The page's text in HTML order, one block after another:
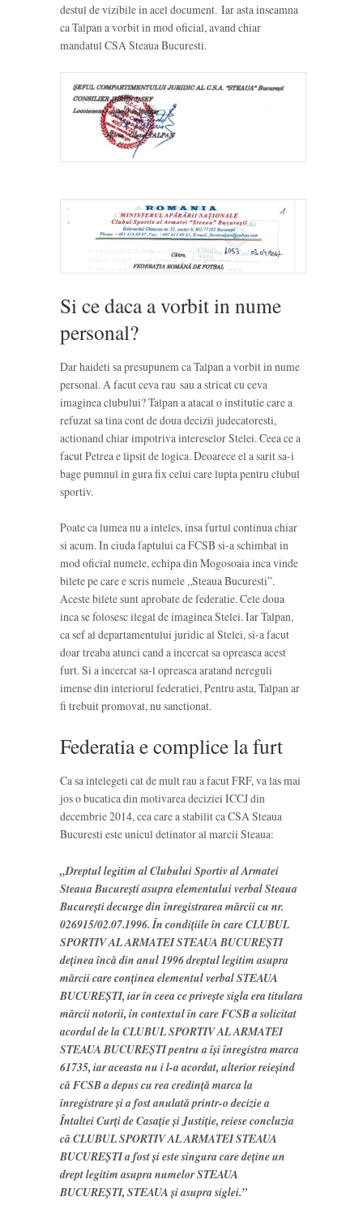
destul de vizibile in acel document. Iar asta inseamna
ca Talpan a vorbit in mod oficial, avand chiar
mandatul CSA Steaua Bucuresti.
Si ce daca a vorbit in nume
personal?
Dar haideti sa presupunem ca Talpan a vorbit in nume
personal. A facut ceva rau sau a stricat cu ceva
imaginea clubului? Talpan a atacat o institutie care a
refuzat sa tina cont de doua decizii judecatoresti,
actionand chiar impotriva intereselor Stelei. Ceea ce a
facut Petrea e lipsit de logica. Deoarece el a sarit sa-i
bage pumnul in gura fix celui care lupta pentru clubul
sportiv.
Poate ca lumea nu a inteles, insa furtul continua chiar
si acum. In ciuda faptului ca FCSB si-a schimbat in
mod oficial numele, echipa din Mogosoaia inca vinde
bilete pe care e scris numele „Steaua Bucuresti”.
Aceste bilete sunt aprobate de federatie. Cele doua
inca se folosesc ilegal de imaginea Stelei. Iar Talpan,
ca sef al departamentului juridic al Stelei, si-a facut
doar treaba atunci cand a incercat sa opreasca acest
furt. Si a incercat sa-l opreasca aratand nereguli
imense din interiorul federatiei, Pentru asta, Talpan ar
fi trebuit promovat, nu sanctionat.
Federatia e complice la furt
Ca sa intelegeti cat de mult rau a facut FRF, va las mai
jos o bucatica din motivarea deciziei ICCJ din
decembrie 2014, cea care a stabilit ca CSA Steaua
Bucuresti este unicul detinator al marcii Steaua:
„Dreptul legitim al Clubului Sportiv al Armatei
Steaua Bucureşti asupra elementului verbal Steaua
Bucureşti decurge din înregistrarea mărcii cu nr.
026915/02.07.1996. În condiţiile în care CLUBUL
SPORTIV AL ARMATEI STEAUA BUCUREŞTI
deţinea încă din anul 1996 dreptul legitim asupra
mărcii care conţinea elementul verbal STEAUA
BUCUREŞTI, iar în ceea ce priveşte sigla era titulara
mărcii notorii, în contextul în care FCSB a solicitat
acordul de la CLUBUL SPORTIV AL ARMATEI
STEAUA BUCUREŞTI pentru a îşi înregistra marca
61735, iar aceasta nu i l-a acordat, ulterior reieşind
că FCSB a depus cu rea credinţă marca la
înregistrare şi a fost anulată printr-o decizie a
Întaltei Curţi de Casaţie şi Justiţie, reiese concluzia
că CLUBUL SPORTIV AL ARMATEI STEAUA
BUCUREŞTI a fost şi este singura care deţine un
drept legitim asupra numelor STEAUA
BUCUREŞTI, STEAUA şi asupra siglei.”